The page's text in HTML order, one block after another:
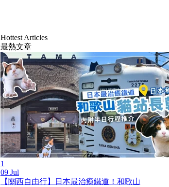
Hottest Articles
最熱文章
1
09 Jul
【關西自由行】日本最治癒鐵道！和歌山